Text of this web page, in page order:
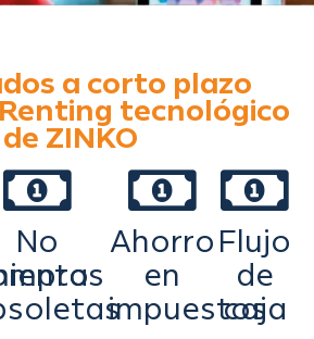
a corto plazo
tecnológico
de ZINKO
No
Ahorro
en
impuestos
Flujo
de
caja